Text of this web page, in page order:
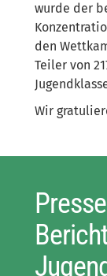
wurde der
den
Teiler von
Wir